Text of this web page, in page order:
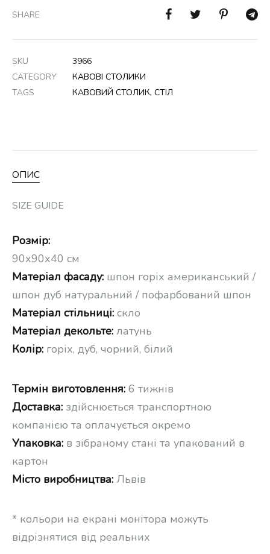
SHARE
SKU
3966
CATEGORY
КАВОВІ СТОЛИКИ
TAGS
КАВОВИЙ СТОЛИК, СТІЛ
ОПИС
SIZE GUIDE
Розмір:
90х90х40 см
Матеріал фасаду: шпон горіх американський /
шпон дуб натуральний / пофарбований шпон
Матеріал стільниці: скло
Матеріал декольте: латунь
Колір: горіх, дуб, чорний, білий
Термін виготовлення: 6 тижнів
Доставка: здійснюється транспортною
компанією та оплачується окремо
Упаковка: в зібраному стані та упакований в
картон
Місто виробництва: Львів
* кольори на екрані монітора можуть
відрізнятися від реальних